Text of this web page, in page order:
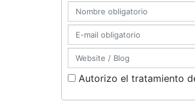
Autorizo el tratamiento